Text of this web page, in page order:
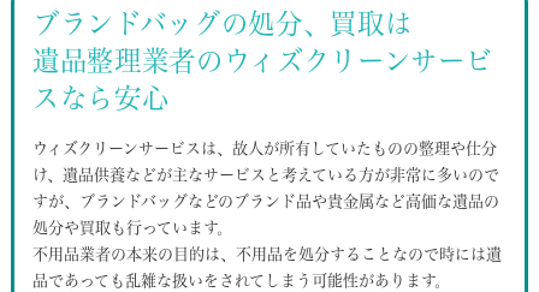
ブランドバッグの処分、買取は
遺品整理業者のウィズクリーンサービ
スなら安心
ウィズクリーンサービスは、故人が所有していたものの整理や仕分
け、遺品供養などが主なサービスと考えている方が非常に多いので
すが、ブランドバッグなどのブランド品や貴金属など高価な遺品の
処分や買取も行っています。
不用品業者の本来の目的は、不用品を処分することなので時には遺
品であっても乱雑な扱いをされてしまう可能性があります。